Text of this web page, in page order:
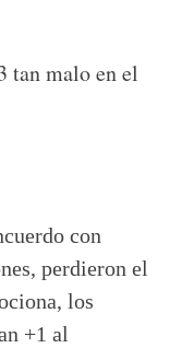
tan malo en el
con
perdieron el
los
+1 al